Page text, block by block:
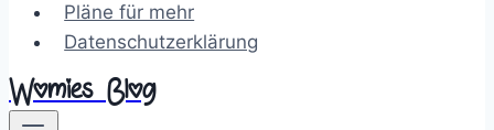
Pläne für mehr
Datenschutzerklärung
Womies Blog